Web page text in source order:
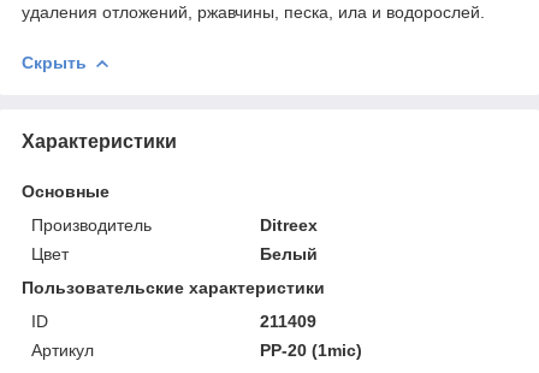
удаления отложений, ржавчины, песка, ила и водорослей.
Скрыть
Характеристики
Основные
Производитель
Ditreex
Цвет
Белый
Пользовательские характеристики
ID
211409
Артикул
PP-20 (1mic)